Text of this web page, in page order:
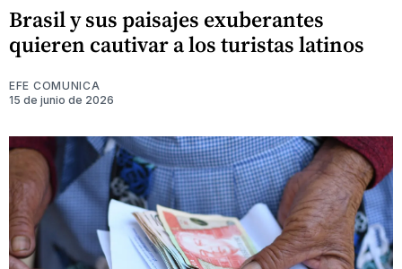
Brasil y sus paisajes exuberantes
quieren cautivar a los turistas latinos
EFE COMUNICA
15 de junio de 2026